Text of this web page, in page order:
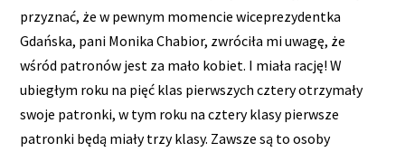
przyznać, że w pewnym momencie wiceprezydentka
Gdańska, pani Monika Chabior, zwróciła mi uwagę, że
wśród patronów jest za mało kobiet. I miała rację! W
ubiegłym roku na pięć klas pierwszych cztery otrzymały
swoje patronki, w tym roku na cztery klasy pierwsze
patronki będą miały trzy klasy. Zawsze są to osoby